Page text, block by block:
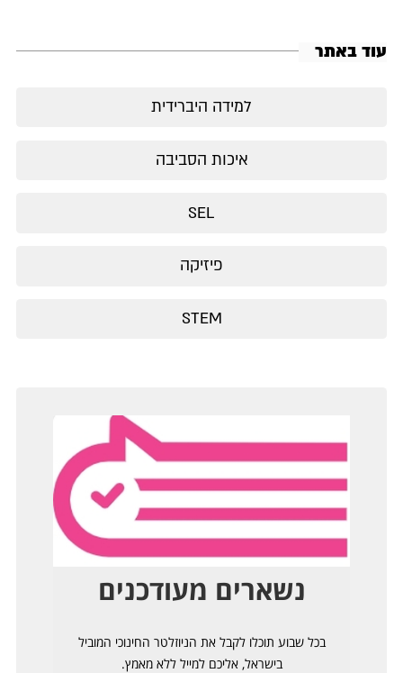
עוד באתר
למידה היברידית
איכות הסביבה
SEL
פיזיקה
STEM